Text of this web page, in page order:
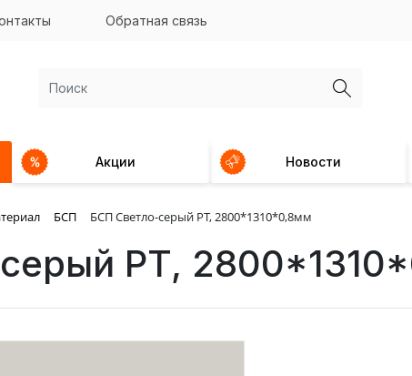
Обратная связь
Акции Новости
БСП БСП Светло-серый PT, 2800*1310*0,8мм
PT,